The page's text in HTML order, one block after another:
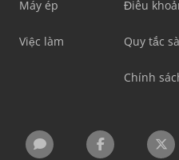
Máy ép
Việc làm
Điều
Quy tắc
Chính